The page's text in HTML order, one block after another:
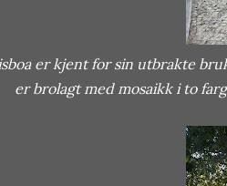
er kjent for sin utbrakte
er brolagt med mosaikk i to